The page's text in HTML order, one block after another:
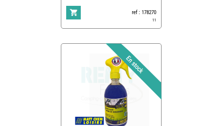
ref : 178270
11